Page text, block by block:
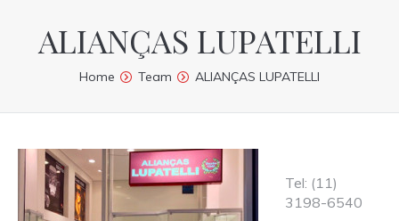
ALIANÇAS LUPATELLI
You are here:
Home Team ALIANÇAS LUPATELLI
Tel: (11)
3198-6540